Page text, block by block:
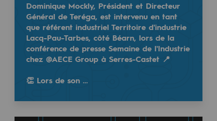
Ambition RSE
Responsabilité environnementale
Responsabilité environnementale
Dominique Mockly, Président et Directeur
Général de Teréga, est intervenu en tant
que référent industriel Territoire d'industrie
Lacq-Pau-Tarbes, côté Béarn, lors de la
conférence de presse Semaine de l'Industrie
chez @AECE Group à Serres-Castet 📍
👏 Lors de son …